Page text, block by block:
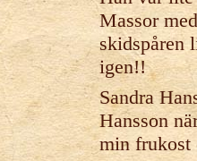
Massor
skidspåren
igen!!
Sandra
Hansson
min frukost